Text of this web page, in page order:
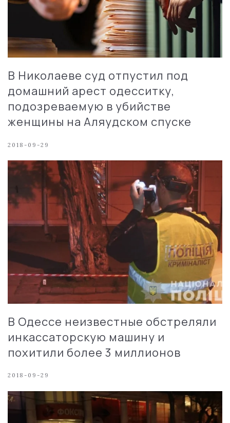
В Николаеве суд отпустил под
домашний арест одесситку,
подозреваемую в убийстве
женщины на Аляудском спуске
2018-09-29
В Одессе неизвестные обстреляли
инкассаторскую машину и
похитили более 3 миллионов
2018-09-29